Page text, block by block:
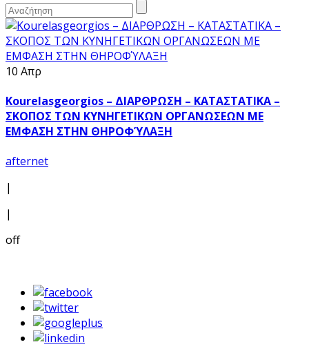
10 Απρ
Kourelasgeorgios – ΔΙΑΡΘΡΩΣΗ – ΚΑΤΑΣΤΑΤΙΚΑ –
ΣΚΟΠΟΣ ΤΩΝ ΚΥΝΗΓΕΤΙΚΩΝ ΟΡΓΑΝΩΣΕΩΝ ΜΕ
ΕΜΦΑΣΗ ΣΤΗΝ ΘΗΡΟΦΎΛΑΞΗ
afternet
|
|
off